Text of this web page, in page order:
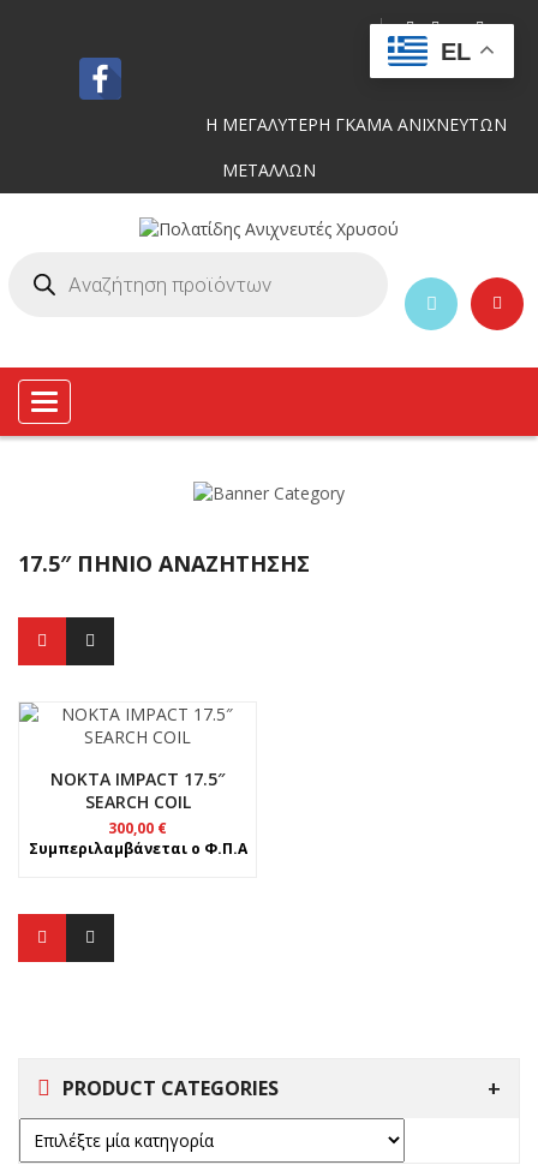
Η ΜΕΓΑΛΥΤΕΡΗ ΓΚΑΜΑ ΑΝΙΧΝΕΥΤΩΝ
ΜΕΤΑΛΛΩΝ
Toggle
navigation
PRODUCT CATEGORIES
17.5″ ΠΗΝΊΟ ΑΝΑΖΉΤΗΣΗΣ
NOKTA IMPACT 17.5″
SEARCH COIL
300,00 €
Συμπεριλαμβάνεται ο Φ.Π.Α
EL